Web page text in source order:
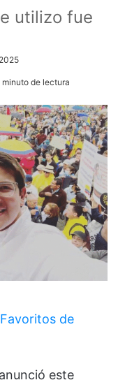
utilizo fue
minuto de lectura
de
este